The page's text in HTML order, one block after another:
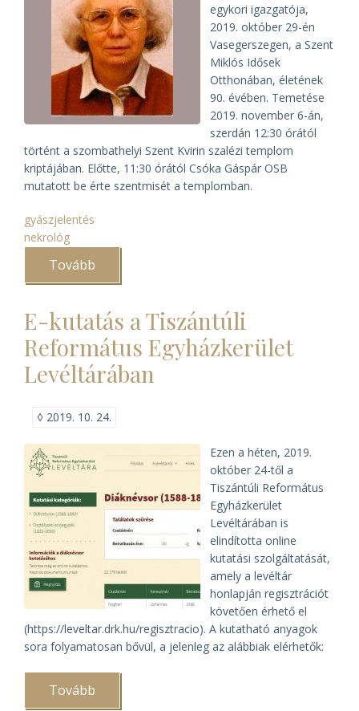
egykori igazgatója,
2019. október 29-én
Vasegerszegen, a Szent
Miklós Idősek
Otthonában, életének
90. évében. Temetése
2019. november 6-án,
szerdán 12:30 órától
történt a szombathelyi Szent Kvirin szalézi templom
kriptájában. Előtte, 11:30 órától Csóka Gáspár OSB
mutatott be érte szentmisét a templomban.
gyászjelentés
nekrológ
Tovább
Kiss
a
Szombathelyi
Egyházmegyei
Levéltár
egykori
igazgatója)
E-kutatás a Tiszántúli
Református Egyházkerület
Levéltárában
◊ 2019. 10. 24.
Ezen a héten, 2019.
október 24-től a
Tiszántúli Református
Egyházkerület
Levéltárában is
elindította online
kutatási szolgáltatását,
amely a levéltár
honlapján regisztrációt
követően érhető el
(https://leveltar.drk.hu/regisztracio). A kutatható anyagok
sora folyamatosan bővül, a jelenleg az alábbiak elérhetők:
Tovább